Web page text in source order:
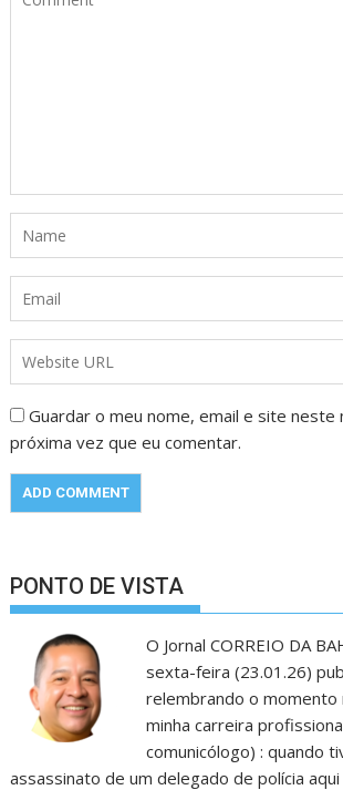
Guardar o meu nome, email e site neste
próxima vez que eu comentar.
PONTO DE VISTA
O Jornal CORREIO DA
sexta-feira (23.01.26)
relembrando o momento
minha carreira
comunicólogo) : quando
assassinato de um delegado de polícia